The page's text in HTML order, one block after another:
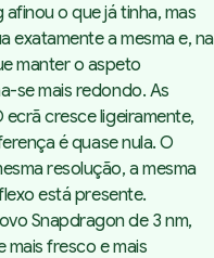
afinou o que já tinha, mas
exatamente a mesma e, na
manter o aspeto
se mais redondo. As
cresce ligeiramente,
é quase nula. O
resolução, a mesma
está presente.
Snapdragon de 3 nm,
mais fresco e mais